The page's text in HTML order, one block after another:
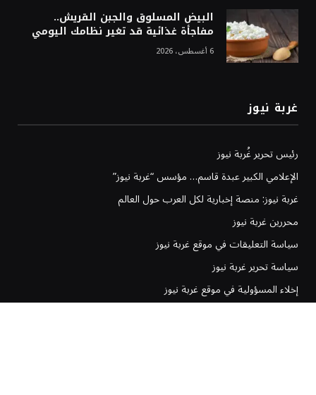
البيض المسلوق والجبن القريش..
مفاجأة غذائية قد تغير نظامك اليومي
6 أغسطس، 2026
غربة نيوز
رئيس تحرير غُربة نيوز
الإعلامي الكبير عبدة قاسم… مؤسس “غربة نيوز”
غربة نيوز: منصة إخبارية لكل العرب حول العالم
محررين غربة نيوز
سياسة التعليقات في موقع غربة نيوز
سياسة تحرير غربة نيوز
إخلاء المسؤولية في موقع غربة نيوز